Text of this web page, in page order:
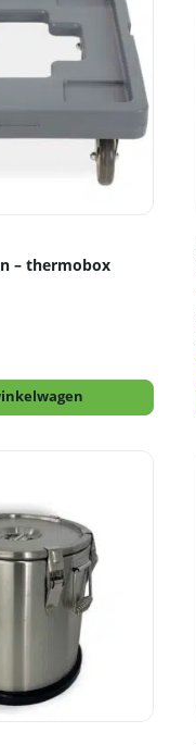
– thermobox